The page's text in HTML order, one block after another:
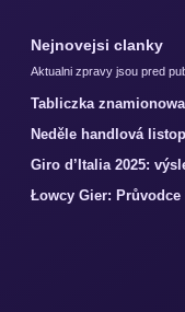
Nejnovejsi clanky
Aktualni zpravy jsou pred
Tabliczka
Neděle handlová
Giro d’Italia 2025:
Łowcy Gier: